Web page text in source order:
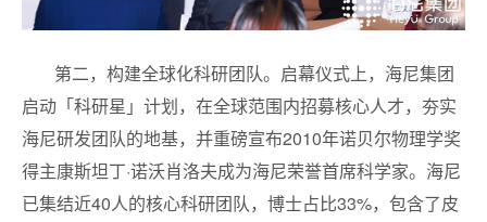
第二，构建全球化科研团队。启幕仪式上，海尼集团
启动「科研星」计划，在全球范围内招募核心人才，夯实
海尼研发团队的地基，并重磅宣布2010年诺贝尔物理学奖
得主康斯坦丁·诺沃肖洛夫成为海尼荣誉首席科学家。海尼
已集结近40人的核心科研团队，博士占比33%，包含了皮